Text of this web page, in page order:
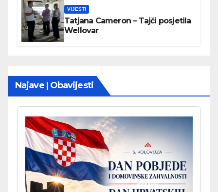
VIJESTI
Tatjana Cameron – Tajči posjetila
Wellovar
Najave | Obavijesti